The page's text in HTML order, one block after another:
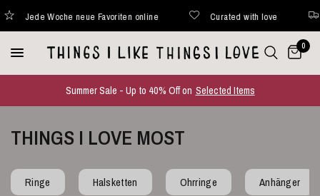
with love Versand innerhalb von 48 Stunden* Jede
0
Summer Sale - Up to 40% Off on Selected Items
THINGS I LOVE MOST
Ringe Halsketten Ohrringe Anhänger